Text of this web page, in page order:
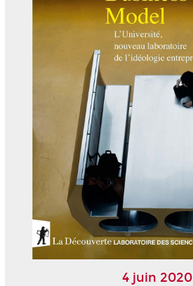
4 juin 2020